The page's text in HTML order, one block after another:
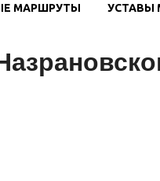
МАРШРУТЫ УСТАВЫ